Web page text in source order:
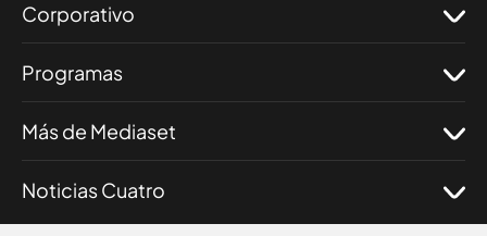
Corporativo
Programas
Más de Mediaset
Noticias Cuatro